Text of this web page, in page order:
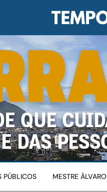
PÚBLICOS MESTRE ÁLVARO